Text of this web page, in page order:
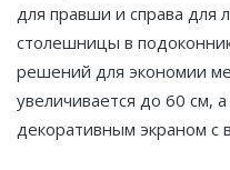
для правши и справа для
столешницы в
решений для экономии
увеличивается до 60 см,
декоративным экраном